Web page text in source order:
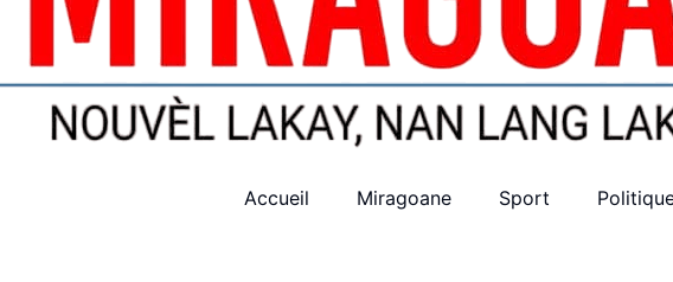
Accueil Miragoane Sport